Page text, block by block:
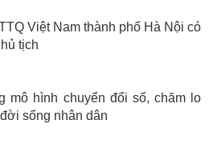
Kỳ họp thường lệ
Bí thư Thành ủy
Xây dựng hệ thống